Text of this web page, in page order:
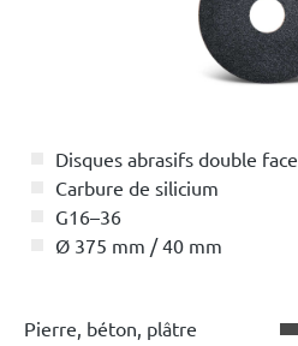
Disques abrasifs double face
Carbure de silicium
G16–36
Ø 375 mm / 40 mm
Pierre, béton, plâtre